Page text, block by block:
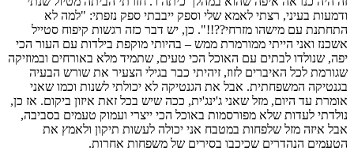
ודמעות בעיני, רצתי לאמא שלי וספק ייבבתי ספק נזפתי: "למה לא
התחתנת עם מישהו מזרחי??!!". כן, יש דבר כזה רגשות קיפוח סטייל
אשכנז ואני הייתי ממורמרת ממש – בהיותי מוקפת בילדות עם העור הכי
יפה, שנולדו לבתים עם האוכל הכי טעים, שתמיד מלא באורחים ובמוזיקה
שגורמת לכל האיברים לזוז, זיהיתי כבר בגילי הצעיר את שורש הבעיה
בגנטיקה המשפחתית. אבל את הגנטיקה לא יכולתי לשנות וכמו שאני
אומרת עד היום, מזל שאני ג'ינג'ית, ככה שיש בכל זאת איזון ביקום. אז כן,
נולדתי לעדות שלא מפורסמות באוכל הכי ייצרי ועמוק טעמים בסביבה,
אבל איזה מזל שלפחות במטבח אני יכולה לעשות תיקון ולאמץ את
הטעמים הנהדרים שכיכבו בסירים של משפחות אחרות.